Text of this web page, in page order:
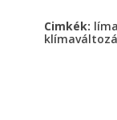
Cimkék: